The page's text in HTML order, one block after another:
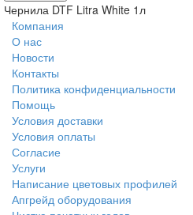
Чернила DTF Litra White 1л
Компания
О нас
Новости
Контакты
Политика конфиденциальности
Помощь
Условия доставки
Условия оплаты
Согласие
Услуги
Написание цветовых профилей
Апгрейд оборудования